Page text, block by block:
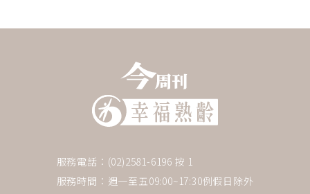
服務電話：(02)2581-6196 按 1
服務時間：週一至五09:00~17:30例假日除外